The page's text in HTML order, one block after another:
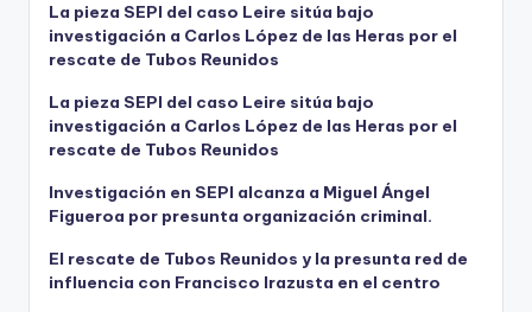
La pieza SEPI del caso Leire sitúa bajo
investigación a Carlos López de las Heras por el
rescate de Tubos Reunidos
La pieza SEPI del caso Leire sitúa bajo
investigación a Carlos López de las Heras por el
rescate de Tubos Reunidos
Investigación en SEPI alcanza a Miguel Ángel
Figueroa por presunta organización criminal.
El rescate de Tubos Reunidos y la presunta red de
influencia con Francisco Irazusta en el centro